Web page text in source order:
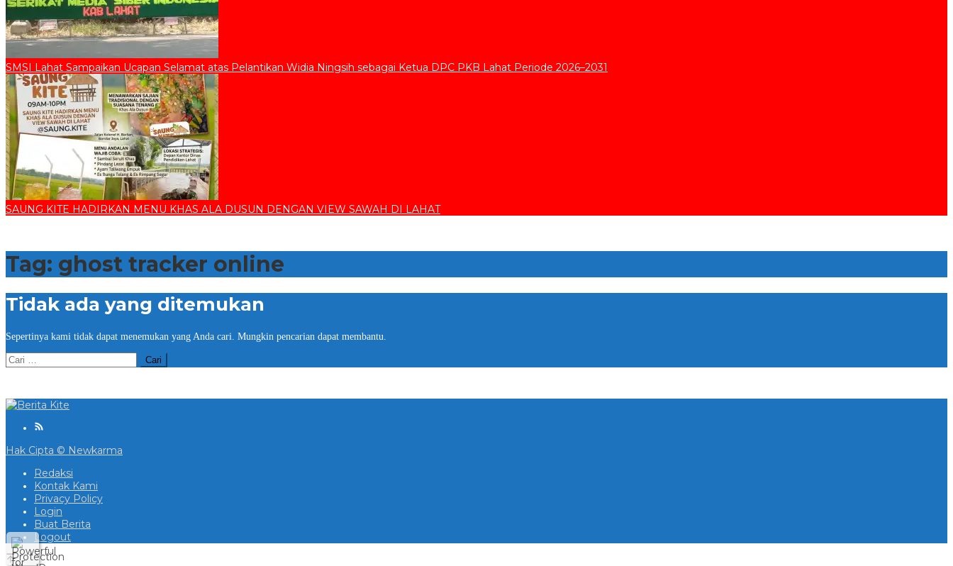
SMSI Lahat Sampaikan Ucapan Selamat atas Pelantikan Widia Ningsih sebagai Ketua DPC PKB Lahat Periode 2026–2031
SAUNG KITE HADIRKAN MENU KHAS ALA DUSUN DENGAN VIEW SAWAH DI LAHAT
Tag: ghost tracker online
Tidak ada yang ditemukan
Sepertinya kami tidak dapat menemukan yang Anda cari. Mungkin pencarian dapat membantu.
Cari
untuk:
Hak Cipta © Newkarma
Redaksi
Kontak Kami
Privacy Policy
Login
Buat Berita
Logout